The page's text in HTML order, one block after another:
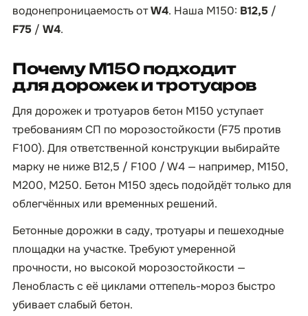
водонепроницаемость отW4. Наша М150: B12,5 /
F75 / W4.
Почему М150 подходит
для дорожек и тротуаров
Для дорожек и тротуаров бетон М150 уступает
требованиям СП по морозостойкости (F75 против
F100). Для ответственной конструкции выбирайте
марку не ниже B12,5 / F100 / W4 — например, М150,
М200, М250. Бетон М150 здесь подойдёт только для
облегчённых или временных решений.
Бетонные дорожки в саду, тротуары и пешеходные
площадки на участке. Требуют умеренной
прочности, но высокой морозостойкости —
Ленобласть с её циклами оттепель-мороз быстро
убивает слабый бетон.